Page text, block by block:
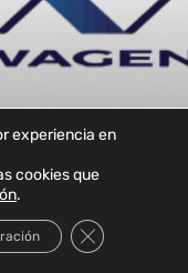
para
el Wi-Fi,
experiencia en
cookies que
.
Cerrar el